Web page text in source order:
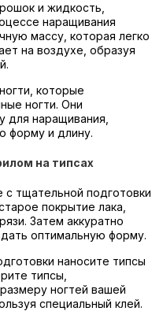
и жидкость,
наращивания
массу, которая легко
на воздухе, образуя
которые
ногти. Они
для наращивания,
форму и длину.
на типсах
с тщательной подготовки
покрытие лака,
Затем аккуратно
оптимальную форму.
наносите типсы
типсы,
ногтей вашей
специальный клей.